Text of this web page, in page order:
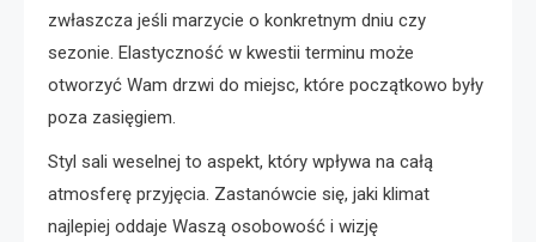
zwłaszcza jeśli marzycie o konkretnym dniu czy
sezonie. Elastyczność w kwestii terminu może
otworzyć Wam drzwi do miejsc, które początkowo były
poza zasięgiem.
Styl sali weselnej to aspekt, który wpływa na całą
atmosferę przyjęcia. Zastanówcie się, jaki klimat
najlepiej oddaje Waszą osobowość i wizję